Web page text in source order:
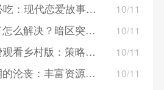
事，探索年轻人的情感世界！ 10/11
区突围仓库满了的解决方法 10/11
卡牌对决，构建梦幻英雄组队！ 10/11
源系统，策略养成英雄角色！ 10/11